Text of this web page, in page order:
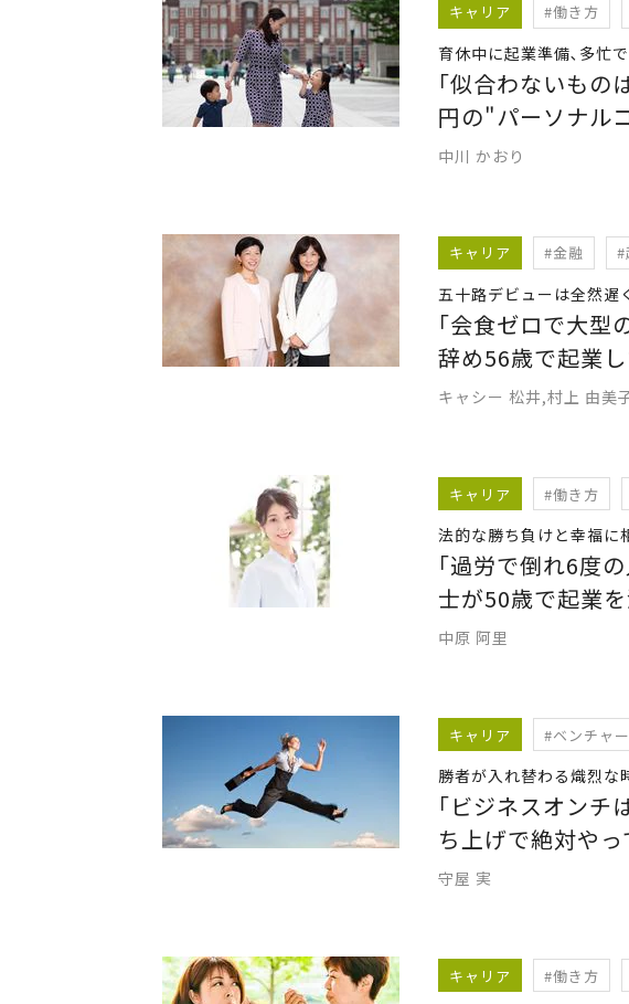
キャリア #働き方
育休中に起業準備､多忙
｢似合わないもの
円の"パーソナル
中川 かおり
キャリア #金融 #
五十路デビューは全然遅
｢会食ゼロで大型
辞め56歳で起業
キャシー 松井,村上 由美
キャリア #働き方
法的な勝ち負けと幸福に
｢過労で倒れ6度
士が50歳で起業
中原 阿里
キャリア #ベンチャー
勝者が入れ替わる熾烈な
｢ビジネスオンチ
ち上げで絶対や
守屋 実
キャリア #働き方